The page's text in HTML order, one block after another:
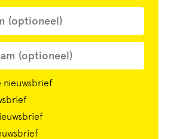
nieuwsbrief